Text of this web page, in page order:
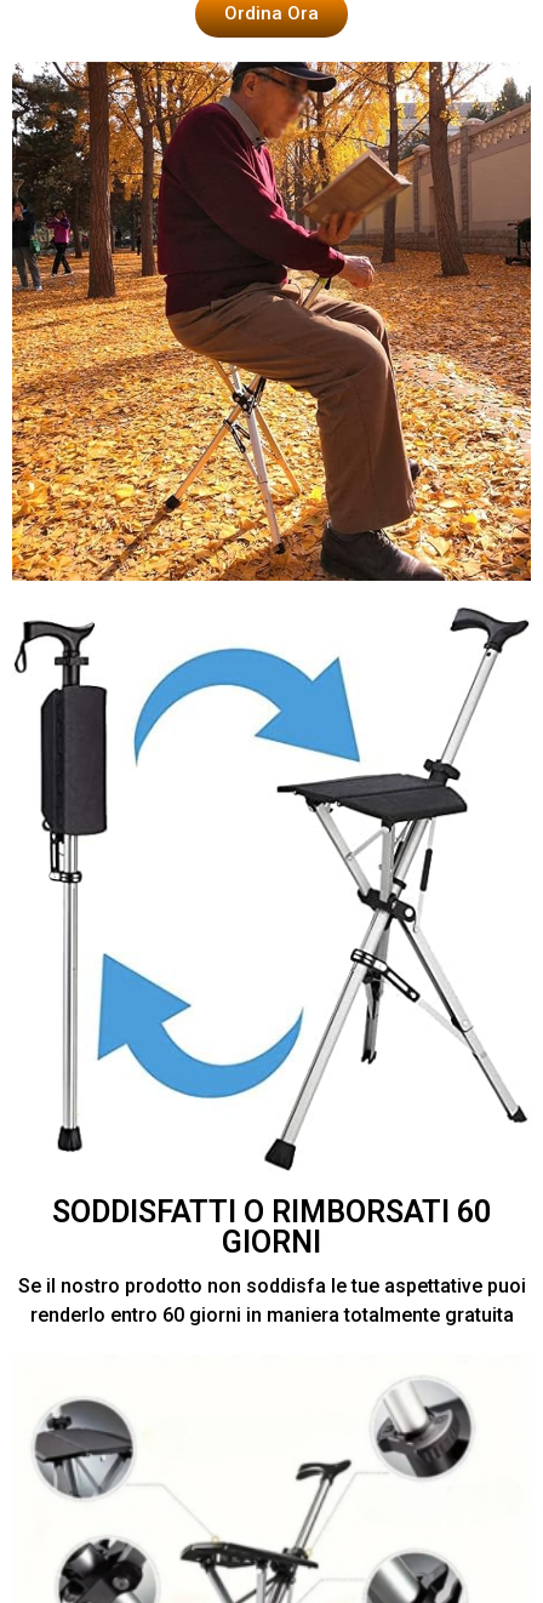
Ordina Ora
SODDISFATTI O RIMBORSATI 60
GIORNI
Se il nostro prodotto non soddisfa le tue aspettative puoi
renderlo entro 60 giorni in maniera totalmente gratuita